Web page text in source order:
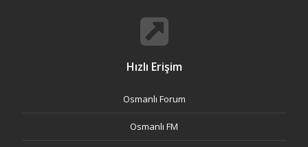
Hızlı Erişim
Osmanlı Forum
Osmanlı FM